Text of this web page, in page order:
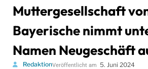
Muttergesellschaft
Bayerische nimmt
Namen Neugeschäft
RedaktionVeröffentlicht am 5. Juni 2024